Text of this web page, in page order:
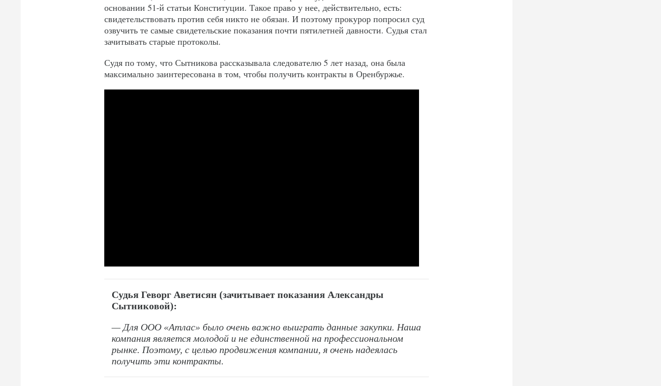
основании 51-й статьи Конституции. Такое право у нее, действительно, есть:
свидетельствовать против себя никто не обязан. И поэтому прокурор попросил суд
озвучить те самые свидетельские показания почти пятилетней давности. Судья стал
зачитывать старые протоколы.
Судя по тому, что Сытникова рассказывала следователю 5 лет назад, она была
максимально заинтересована в том, чтобы получить контракты в Оренбуржье.
Судья Геворг Аветисян (зачитывает показания Александры
Сытниковой):
— Для ООО «Атлас» было очень важно выиграть данные закупки. Наша
компания является молодой и не единственной на профессиональном
рынке. Поэтому, с целью продвижения компании, я очень надеялась
получить эти контракты.